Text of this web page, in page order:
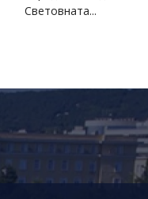
Световната...